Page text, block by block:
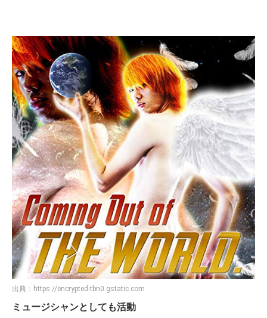
出典： https://encrypted-tbn0.gstatic.com
ミュージシャンとしても活動